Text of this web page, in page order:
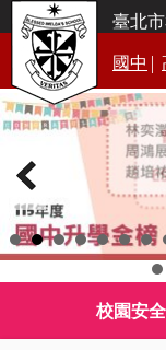
臺北
國中 |
校園安